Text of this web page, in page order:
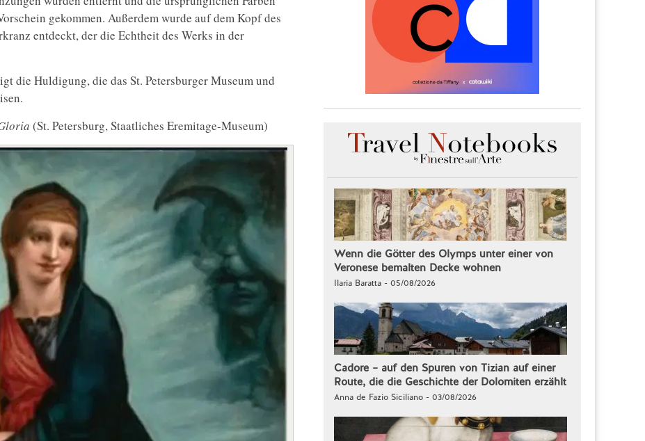
gekommen. Außerdem wurde auf dem Kopf des
entdeckt, der die Echtheit des Werks in der
die Huldigung, die das St. Petersburger Museum und
(St. Petersburg, Staatliches Eremitage-Museum)
Wenn die Götter des Olymps unter einer von
Veronese bemalten Decke wohnen
Ilaria Baratta - 05/08/2026
Cadore – auf den Spuren von Tizian auf einer
Route, die die Geschichte der Dolomiten erzählt
Anna de Fazio Siciliano - 03/08/2026